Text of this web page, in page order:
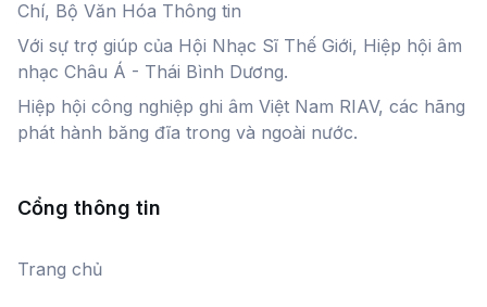
Chí, Bộ Văn Hóa Thông tin
Với sự trợ giúp của Hội Nhạc Sĩ Thế Giới, Hiệp hội âm
nhạc Châu Á - Thái Bình Dương.
Hiệp hội công nghiệp ghi âm Việt Nam RIAV, các hãng
phát hành băng đĩa trong và ngoài nước.
Cổng thông tin
Trang chủ